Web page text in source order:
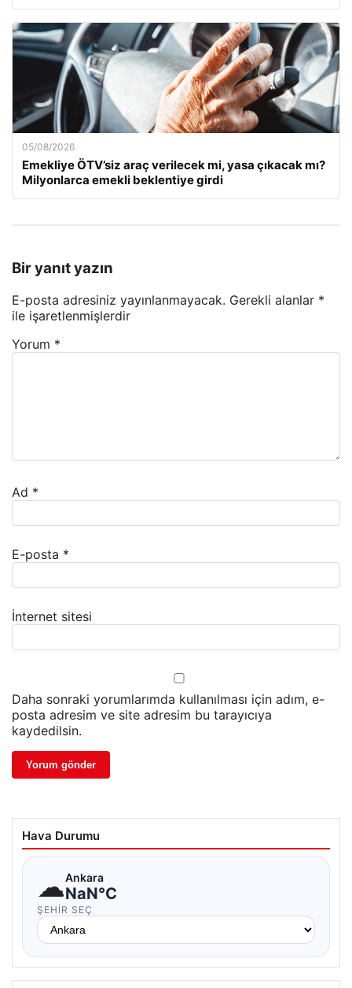
05/08/2026
Emekliye ÖTV’siz araç verilecek mi, yasa çıkacak mı?
Milyonlarca emekli beklentiye girdi
Bir yanıt yazın
E-posta adresiniz yayınlanmayacak. Gerekli alanlar *
ile işaretlenmişlerdir
Yorum *
Ad *
E-posta *
İnternet sitesi
Daha sonraki yorumlarımda kullanılması için adım, e-
posta adresim ve site adresim bu tarayıcıya
kaydedilsin.
Hava Durumu
☁Ankara
NaN°C
ŞEHIR SEÇ